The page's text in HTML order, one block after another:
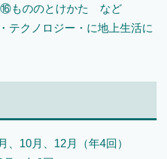
⑯もののとけかた など
テクノロジー・に地上生活に
、10月、12月（年4回）